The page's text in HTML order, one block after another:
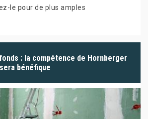
le pour de plus amples
: la compétence de Hornberger
bénéfique